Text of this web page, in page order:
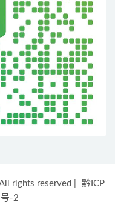
rights reserved
黔ICP
-2